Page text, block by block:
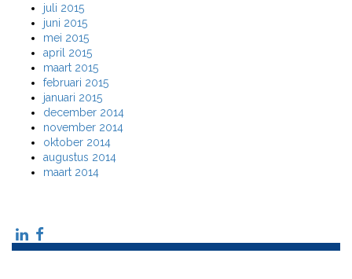
juli 2015
juni 2015
mei 2015
april 2015
maart 2015
februari 2015
januari 2015
december 2014
november 2014
oktober 2014
augustus 2014
maart 2014